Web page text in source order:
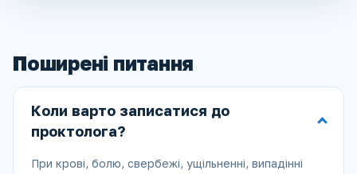
Поширені питання
Коли варто записатися до
проктолога?
При крові, болю, свербежі, ущільненні, випадінні